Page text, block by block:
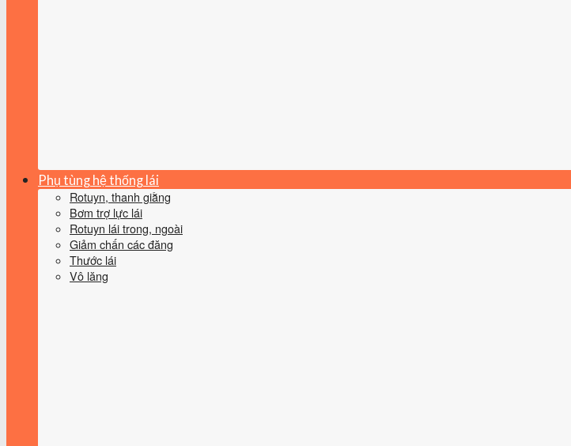
Phụ tùng hệ thống lái
Rotuyn, thanh giằng
Bơm trợ lực lái
Rotuyn lái trong, ngoài
Giảm chấn các đăng
Thước lái
Vô lăng